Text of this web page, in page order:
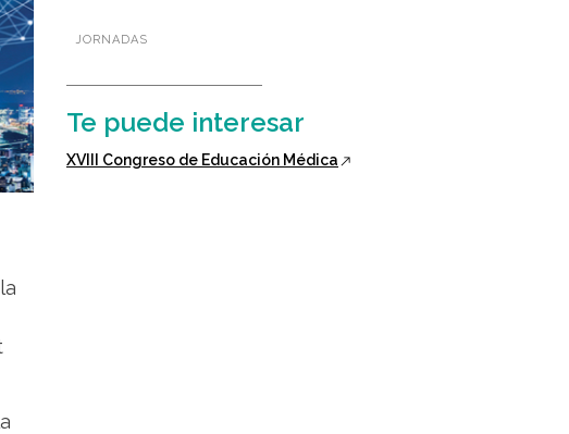
JORNADAS
Te puede interesar
XVIII Congreso de Educación Médica